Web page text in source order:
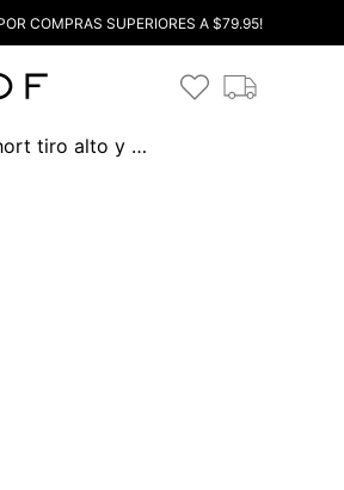
COMPRAS SUPERIORES A $79.95!
Short tiro alto y pretina con broches